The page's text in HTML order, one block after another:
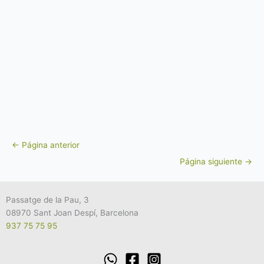
← Página anterior
Página siguiente →
Passatge de la Pau, 3
08970 Sant Joan Despí, Barcelona
937 75 75 95